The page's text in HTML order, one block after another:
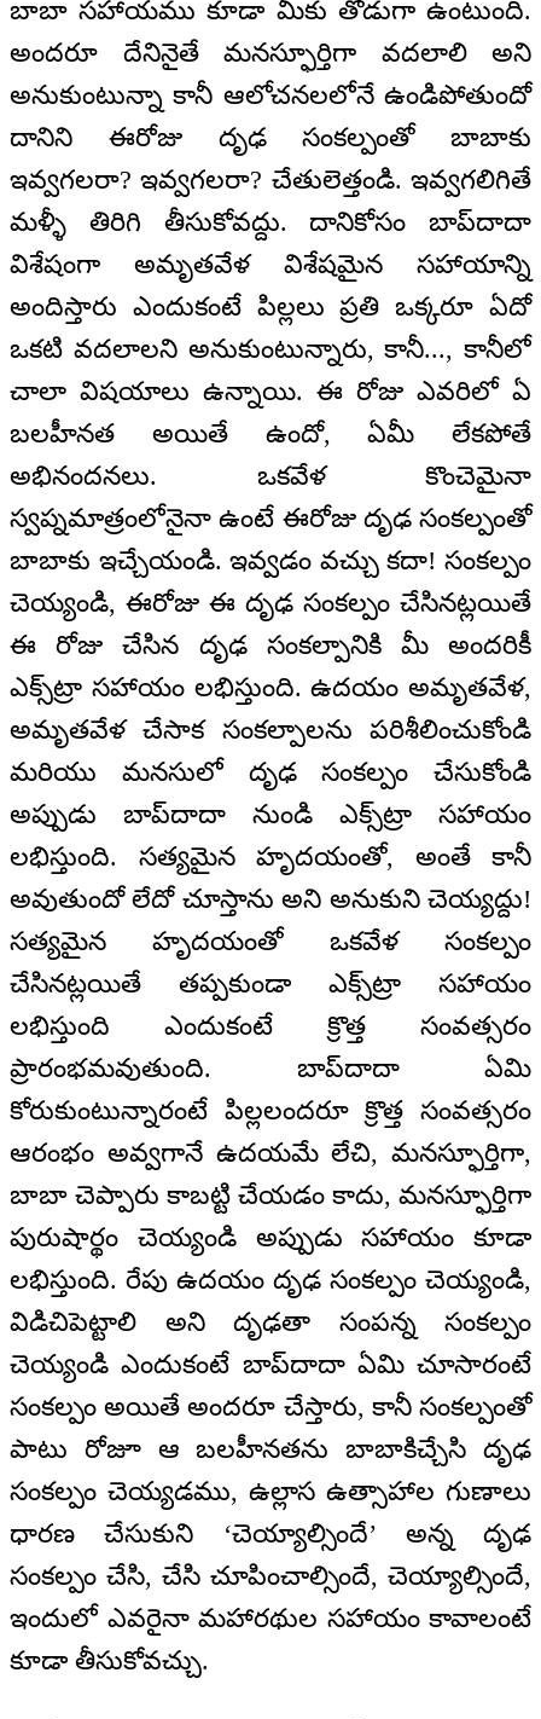
బాబా సహాయము కూడా మీకు తోడుగా ఉంటుంది.
అందరూ దేనినైతే మనస్ఫూర్తిగా వదలాలి అని
అనుకుంటున్నా కానీ ఆలోచనలలోనే ఉండిపోతుందో
దానిని ఈరోజు దృఢ సంకల్పంతో బాబాకు
ఇవ్వగలరా? ఇవ్వగలరా? చేతులెత్తండి. ఇవ్వగలిగితే
మళ్ళీ తిరిగి తీసుకోవద్దు. దానికోసం బాప్‌దాదా
విశేషంగా అమృతవేళ విశేషమైన సహాయాన్ని
అందిస్తారు ఎందుకంటే పిల్లలు ప్రతి ఒక్కరూ ఏదో
ఒకటి వదలాలని అనుకుంటున్నారు, కానీ..., కానీలో
చాలా విషయాలు ఉన్నాయి. ఈ రోజు ఎవరిలో ఏ
బలహీనత అయితే ఉందో, ఏమీ లేకపోతే
అభినందనలు. ఒకవేళ కొంచెమైనా
స్వప్నమాత్రంలోనైనా ఉంటే ఈరోజు దృఢ సంకల్పంతో
బాబాకు ఇచ్చేయండి. ఇవ్వడం వచ్చు కదా! సంకల్పం
చెయ్యండి, ఈరోజు ఈ దృఢ సంకల్పం చేసినట్లయితే
ఈ రోజు చేసిన దృఢ సంకల్పానికి మీ అందరికీ
ఎక్స్‌ట్రా సహాయం లభిస్తుంది. ఉదయం అమృతవేళ,
అమృతవేళ చేసాక సంకల్పాలను పరిశీలించుకోండి
మరియు మనసులో దృఢ సంకల్పం చేసుకోండి
అప్పుడు బాప్‌దాదా నుండి ఎక్స్‌ట్రా సహాయం
లభిస్తుంది. సత్యమైన హృదయంతో, అంతే కానీ
అవుతుందో లేదో చూస్తాను అని అనుకుని చెయ్యద్దు!
సత్యమైన హృదయంతో ఒకవేళ సంకల్పం
చేసినట్లయితే తప్పకుండా ఎక్స్‌ట్రా సహాయం
లభిస్తుంది ఎందుకంటే క్రొత్త సంవత్సరం
ప్రారంభమవుతుంది. బాప్‌దాదా ఏమి
కోరుకుంటున్నారంటే పిల్లలందరూ క్రొత్త సంవత్సరం
ఆరంభం అవ్వగానే ఉదయమే లేచి, మనస్ఫూర్తిగా,
బాబా చెప్పారు కాబట్టి చేయడం కాదు, మనస్ఫూర్తిగా
పురుషార్థం చెయ్యండి అప్పుడు సహాయం కూడా
లభిస్తుంది. రేపు ఉదయం దృఢ సంకల్పం చెయ్యండి,
విడిచిపెట్టాలి అని దృఢతా సంపన్న సంకల్పం
చెయ్యండి ఎందుకంటే బాప్‌దాదా ఏమి చూసారంటే
సంకల్పం అయితే అందరూ చేస్తారు, కానీ సంకల్పంతో
పాటు రోజూ ఆ బలహీనతను బాబాకిచ్చేసి దృఢ
సంకల్పం చెయ్యడము, ఉల్లాస ఉత్సాహాల గుణాలు
ధారణ చేసుకుని ‘చెయ్యాల్సిందే’ అన్న దృఢ
సంకల్పం చేసి, చేసి చూపించాల్సిందే, చెయ్యాల్సిందే,
ఇందులో ఎవరైనా మహారథుల సహాయం కావాలంటే
కూడా తీసుకోవచ్చు.